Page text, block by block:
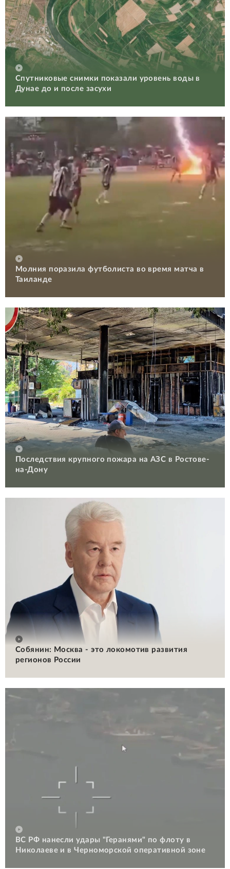
Спутниковые снимки показали уровень воды в
Дунае до и после засухи
Молния поразила футболиста во время матча в
Таиланде
Последствия крупного пожара на АЗС в Ростове-
на-Дону
Собянин: Москва - это локомотив развития
регионов России
ВС РФ нанесли удары "Геранями" по флоту в
Николаеве и в Черноморской оперативной зоне